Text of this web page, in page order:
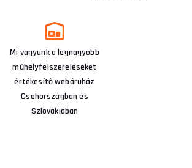
Mi vagyunk a legnagyobb
műhelyfelszereléseket
értékesítő webáruház
Csehországban és
Szlovákiában